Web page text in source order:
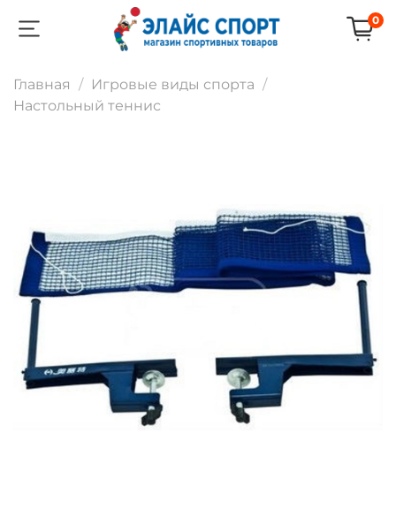
0
Главная
Игровые виды спорта
Настольный теннис